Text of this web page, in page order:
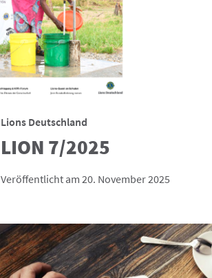
Lions Deutschland
LION 7/2025
Veröffentlicht am 20. November 2025